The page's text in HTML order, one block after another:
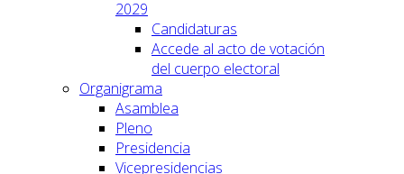
2029
Candidaturas
Accede al acto de votación
del cuerpo electoral
Organigrama
Asamblea
Pleno
Presidencia
Vicepresidencias